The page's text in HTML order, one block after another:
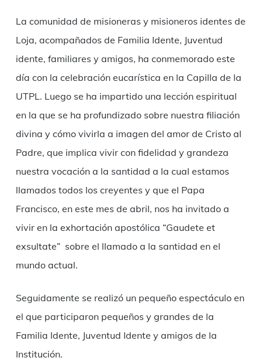
La comunidad de misioneras y misioneros identes de
Loja, acompañados de Familia Idente, Juventud
idente, familiares y amigos, ha conmemorado este
día con la celebración eucarística en la Capilla de la
UTPL. Luego se ha impartido una lección espiritual
en la que se ha profundizado sobre nuestra filiación
divina y cómo vivirla a imagen del amor de Cristo al
Padre, que implica vivir con fidelidad y grandeza
nuestra vocación a la santidad a la cual estamos
llamados todos los creyentes y que el Papa
Francisco, en este mes de abril, nos ha invitado a
vivir en la exhortación apostólica “Gaudete et
exsultate” sobre el llamado a la santidad en el
mundo actual.
Seguidamente se realizó un pequeño espectáculo en
el que participaron pequeños y grandes de la
Familia Idente, Juventud Idente y amigos de la
Institución.